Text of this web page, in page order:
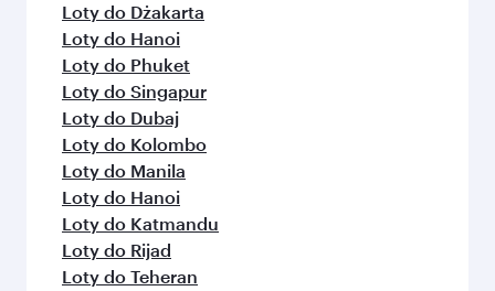
Loty do Dżakarta
Loty do Hanoi
Loty do Phuket
Loty do Singapur
Loty do Dubaj
Loty do Kolombo
Loty do Manila
Loty do Hanoi
Loty do Katmandu
Loty do Rijad
Loty do Teheran